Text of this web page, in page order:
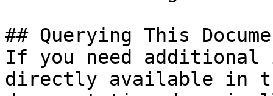
## Querying This
If you need
directly available in